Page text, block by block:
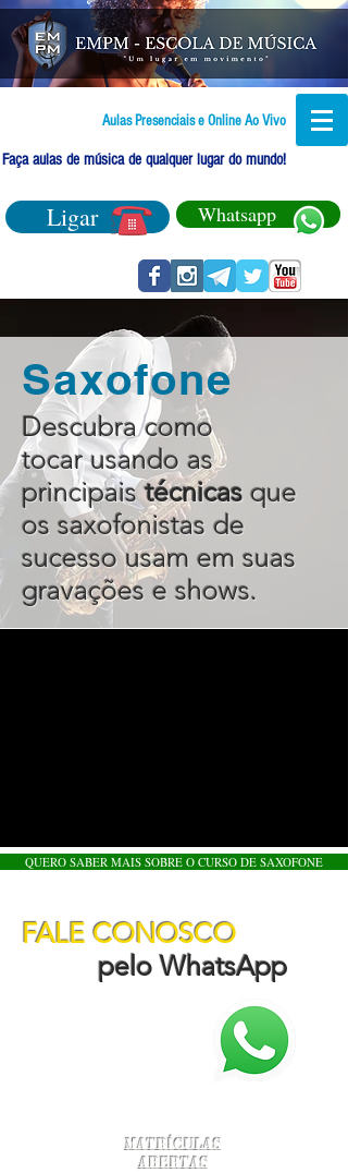
Aulas Presenciais e Online Ao Vivo
Faça aulas de música de qualquer lugar do mundo!
Ligar Whatsapp
Saxofone
Descubra como
tocar usando as
principaistécnicas que
os saxofonistas de
sucesso usam em suas
gravações e shows.
QUERO SABER MAIS SOBRE O CURSO DE SAXOFONE
FALE CONOSCO
pelo WhatsApp
Matrículas
Abertas